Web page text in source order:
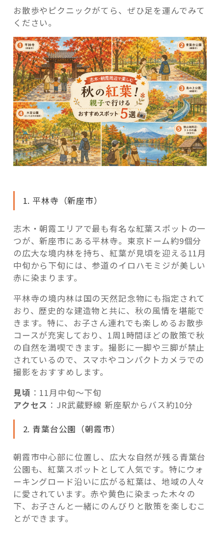
お散歩やピクニックがてら、ぜひ足を運んでみて
ください。
1. 平林寺（新座市）
志木・朝霞エリアで最も有名な紅葉スポットの一
つが、新座市にある平林寺。東京ドーム約9個分
の広大な境内林を持ち、紅葉が見頃を迎える11月
中旬から下旬には、参道のイロハモミジが美しい
赤に染まります。
平林寺の境内林は国の天然記念物にも指定されて
おり、歴史的な建造物と共に、秋の風情を堪能で
きます。特に、お子さん連れでも楽しめるお散歩
コースが充実しており、1周1時間ほどの散策で秋
の自然を満喫できます。撮影に一脚や三脚が禁止
されているので、スマホやコンパクトカメラでの
撮影をおすすめします。
見頃 ：11月中旬〜下旬
アクセス ：JR武蔵野線 新座駅からバス約10分
2. 青葉台公園（朝霞市）
朝霞市中心部に位置し、広大な自然が残る青葉台
公園も、紅葉スポットとして人気です。特にウォ
ーキングロード沿いに広がる紅葉は、地域の人々
に愛されています。赤や黄色に染まった木々の
下、お子さんと一緒にのんびりと散策を楽しむこ
とができます。